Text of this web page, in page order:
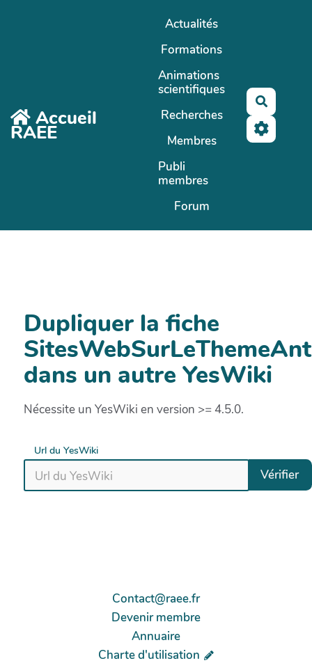
Accueil
RAEE
Actualités
Formations
Animations
scientifiques
Recherches
Membres
Publi
membres
Forum
Dupliquer la fiche
dans un autre YesWiki
Nécessite un YesWiki en version >= 4.5.0.
Url du YesWiki
Vérifier
Contact@raee.fr
Devenir membre
Annuaire
Charte d'utilisation